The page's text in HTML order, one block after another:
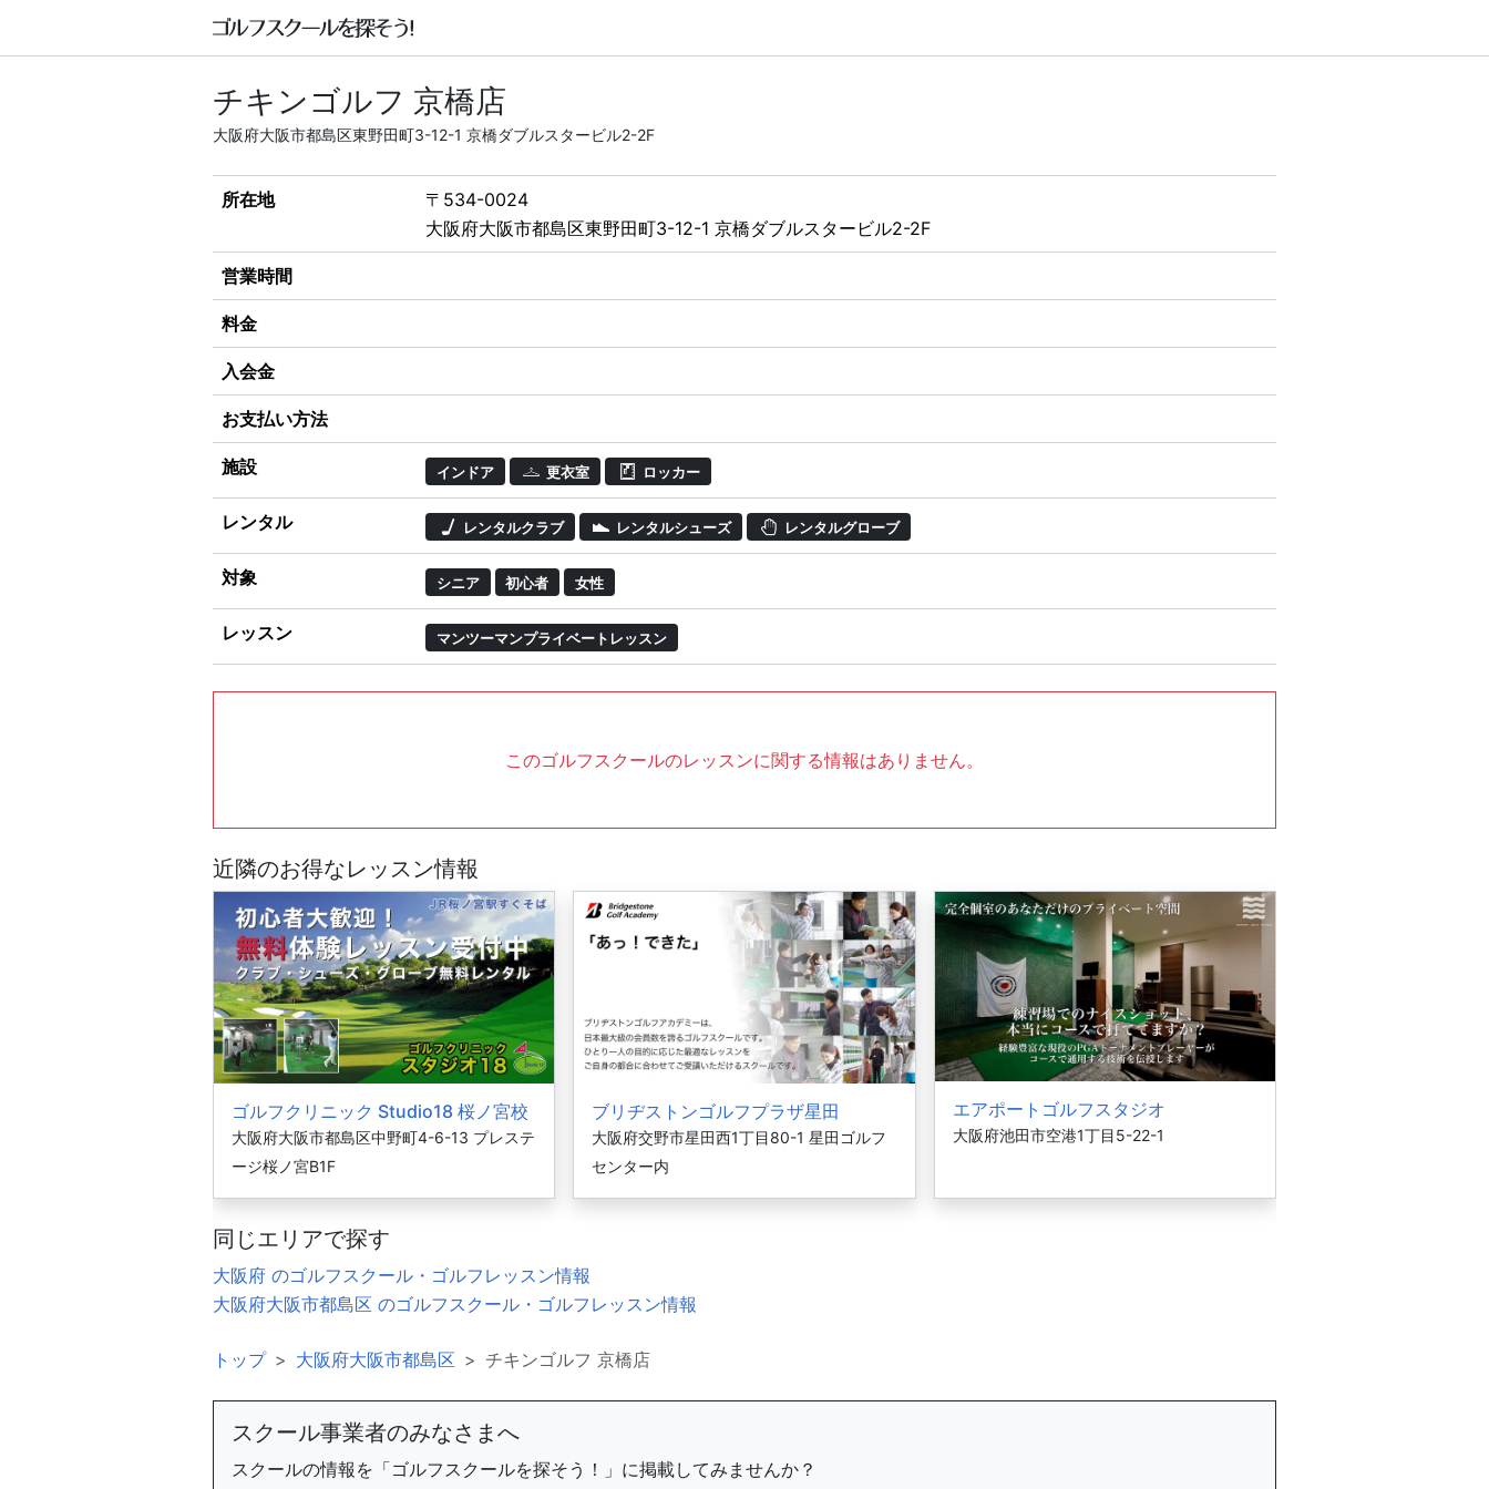
チキンゴルフ 京橋店
大阪府大阪市都島区東野田町3-12-1 京橋ダブルスタービル2-2F
所在地
〒534-0024
大阪府大阪市都島区東野田町3-12-1 京橋ダブルスタービル2-2F
営業時間
料金
入会金
お支払い方法
施設 インドア 更衣室 ロッカー
レンタル レンタルクラブ レンタルシューズ レンタルグローブ
対象 シニア 初心者 女性
レッスン マンツーマンプライベートレッスン
このゴルフスクールのレッスンに関する情報はありません。
近隣のお得なレッスン情報
ゴルフクリニック Studio18 桜ノ宮校
大阪府大阪市都島区中野町4-6-13 プレステ
ージ桜ノ宮B1F
ブリヂストンゴルフプラザ星田
大阪府交野市星田西1丁目80-1 星田ゴルフ
センター内
エアポートゴルフスタジオ
大阪府池田市空港1丁目5-22-1
同じエリアで探す
大阪府 のゴルフスクール・ゴルフレッスン情報
大阪府大阪市都島区 のゴルフスクール・ゴルフレッスン情報
トップ 大阪府大阪市都島区 チキンゴルフ 京橋店
スクール事業者のみなさまへ
スクールの情報を「ゴルフスクールを探そう！」に掲載してみませんか？